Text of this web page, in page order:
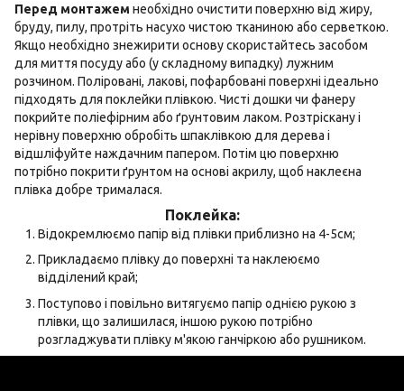
Перед монтажем необхідно очистити поверхню від жиру,
бруду, пилу, протріть насухо чистою тканиною або серветкою.
Якщо необхідно знежирити основу скористайтесь засобом
для миття посуду або (у складному випадку) лужним
розчином. Поліровані, лакові, пофарбовані поверхні ідеально
підходять для поклейки плівкою. Чисті дошки чи фанеру
покрийте поліефірним або ґрунтовим лаком. Розтріскану і
нерівну поверхню обробіть шпаклівкою для дерева і
відшліфуйте наждачним папером. Потім цю поверхню
потрібно покрити ґрунтом на основі акрилу, щоб наклеєна
плівка добре трималася.
Поклейка:
Відокремлюємо папір від плівки приблизно на 4-5см;
Прикладаємо плівку до поверхні та наклеюємо
відділений край;
Поступово і повільно витягуємо папір однією рукою з
плівки, що залишилася, іншою рукою потрібно
розгладжувати плівку м'якою ганчіркою або рушником.